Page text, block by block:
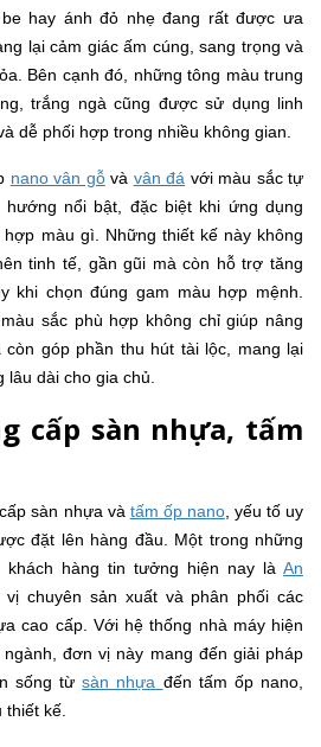
hay ánh đỏ nhẹ đang rất được ưa
lại cảm giác ấm cúng, sang trọng và
Bên cạnh đó, những tông màu trung
trắng ngà cũng được sử dụng linh
dễ phối hợp trong nhiều không gian.
nano vân gỗvà vân đá với màu sắc tự
nổi bật, đặc biệt khi ứng dụng
màu gì. Những thiết kế này không
tinh tế, gần gũi mà còn hỗ trợ tăng
khi chọn đúng gam màu hợp mệnh.
sắc phù hợp không chỉ giúp nâng
còn góp phần thu hút tài lộc, mang lại
dài cho gia chủ.
cấp sàn nhựa, tấm
sàn nhựa và tấm ốp nano, yếu tố uy
đặt lên hàng đầu. Một trong những
hàng tin tưởng hiện nay là An
chuyên sản xuất và phân phối các
cao cấp. Với hệ thống nhà máy hiện
đơn vị này mang đến giải pháp
sống từsàn nhựa đến tấm ốp nano,
kế.